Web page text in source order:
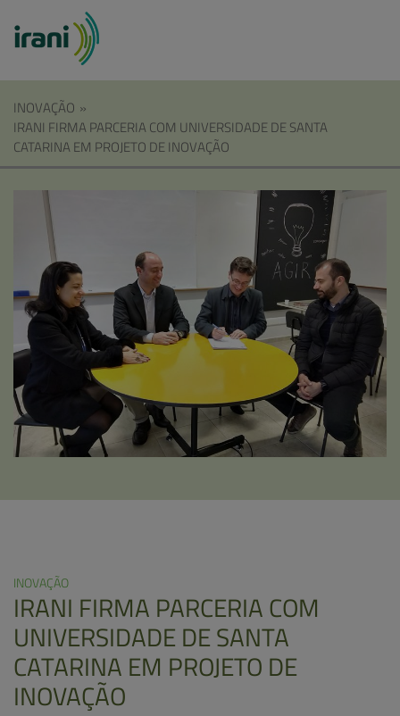
INOVAÇÃO »
IRANI FIRMA PARCERIA COM UNIVERSIDADE DE SANTA
CATARINA EM PROJETO DE INOVAÇÃO
INOVAÇÃO
IRANI FIRMA PARCERIA COM
UNIVERSIDADE DE SANTA
CATARINA EM PROJETO DE
INOVAÇÃO